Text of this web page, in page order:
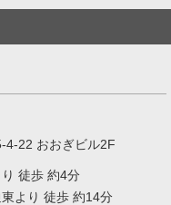
4-22 おおぎビル2F
徒歩 約4分
より 徒歩 約14分